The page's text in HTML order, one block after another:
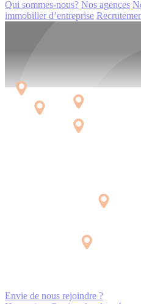
Qui sommes-nous? Nos agences
immobilier d’entreprise
Envie de nous rejoindre ?